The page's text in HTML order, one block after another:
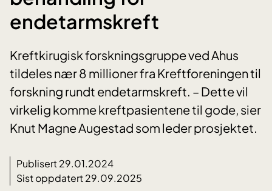
endetarmskreft
Kreftkirugisk forskningsgruppe ved Ahus
tildeles nær 8 millioner fra Kreftforeningen til
forskning rundt endetarmskreft. – Dette vil
virkelig komme kreftpasientene til gode, sier
Knut Magne Augestad som leder prosjektet.
Publisert 29.01.2024
Sist oppdatert 29.09.2025